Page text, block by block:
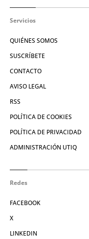
Servicios
QUIÉNES SOMOS
SUSCRÍBETE
CONTACTO
AVISO LEGAL
RSS
POLÍTICA DE COOKIES
POLÍTICA DE PRIVACIDAD
ADMINISTRACIÓN UTIQ
Redes
FACEBOOK
X
LINKEDIN